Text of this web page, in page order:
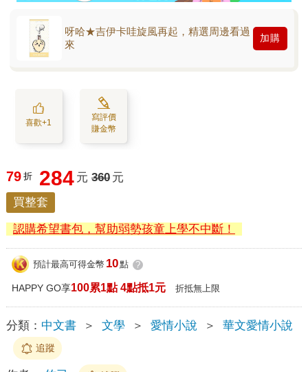
呀哈★吉伊卡哇旋風再起，精選周邊看過
來
加購
喜歡+1
寫評價
賺金幣
79 折 284 元 360 元
買整套
認購希望書包，幫助弱勢孩童上學不中斷！
預計最高可得金幣 10點 ?
HAPPY GO享100累1點 4點抵1元 折抵無上限
分類： 中文書 ＞ 文學 ＞ 愛情小說 ＞ 華文愛情小說
追蹤